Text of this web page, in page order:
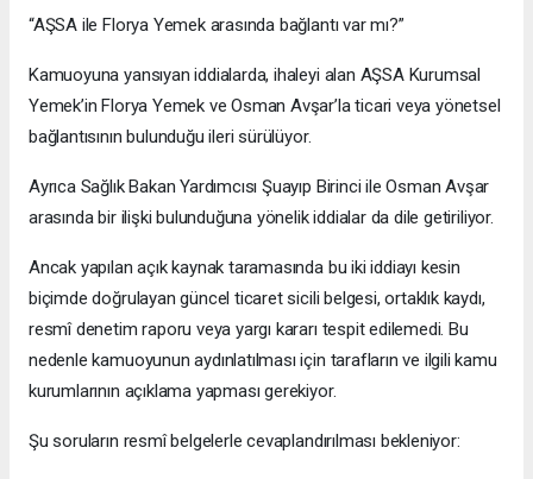
“AŞSA ile Florya Yemek arasında bağlantı var mı?”
Kamuoyuna yansıyan iddialarda, ihaleyi alan AŞSA Kurumsal
Yemek’in Florya Yemek ve Osman Avşar’la ticari veya yönetsel
bağlantısının bulunduğu ileri sürülüyor.
Ayrıca Sağlık Bakan Yardımcısı Şuayıp Birinci ile Osman Avşar
arasında bir ilişki bulunduğuna yönelik iddialar da dile getiriliyor.
Ancak yapılan açık kaynak taramasında bu iki iddiayı kesin
biçimde doğrulayan güncel ticaret sicili belgesi, ortaklık kaydı,
resmî denetim raporu veya yargı kararı tespit edilemedi. Bu
nedenle kamuoyunun aydınlatılması için tarafların ve ilgili kamu
kurumlarının açıklama yapması gerekiyor.
Şu soruların resmî belgelerle cevaplandırılması bekleniyor: